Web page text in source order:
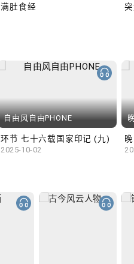
满肚食经
自由风自由PHONE
环节 七十六载国家印记 (九)
2025-10-02